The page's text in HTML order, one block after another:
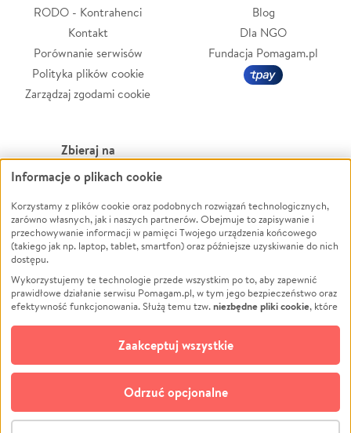
RODO - Kontrahenci
Kontakt
Porównanie serwisów
Polityka plików cookie
Zarządzaj zgodami cookie
Blog
Dla NGO
Fundacja Pomagam.pl
Zbieraj na
Leczenie
Zwierzęta
Pożar
Ukraina
Pomoc Finansowa
Projekty
Pogrzeb
Społeczność lokalna
Kultura
Powódź
Wichura
NGO
Edukacja
Podróż
Impreza
Ochrona środowiska
Biznes
© CROWDING SP. Z O.O.
Informacje o plikach cookie
Korzystamy z plików cookie oraz podobnych rozwiązań technologicznych,
zarówno własnych, jak i naszych partnerów. Obejmuje to zapisywanie i
przechowywanie informacji w pamięci Twojego urządzenia końcowego
(takiego jak np. laptop, tablet, smartfon) oraz późniejsze uzyskiwanie do nich
dostępu.
Wykorzystujemy te technologie przede wszystkim po to, aby zapewnić
prawidłowe działanie serwisu Pomagam.pl, w tym jego bezpieczeństwo oraz
efektywność funkcjonowania. Służą temu tzw.niezbędne pliki cookie, które
opcjonalnych plików cookie
technologii do celów analitycznych i retargetingowych. Możesz wyrazić
zgodę na ich stosowanie lub jej odmówić. W dowolnym momencie masz
możliwość zmiany swoich preferencji na stronie „Zarządzaj zgodami cookie”,
do której link znajdziesz w stopce serwisu Pomagam.pl. Opcjonalne pliki
cookie wykorzystywane są w następujących celach:
Odrzuć opcjonalne
Zaakceptuj wszystkie